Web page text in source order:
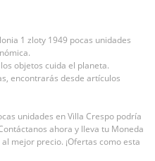
1 zloty 1949 pocas unidades
objetos cuida el planeta.
encontrarás desde artículos
unidades en Villa Crespo podría
ahora y lleva tu Moneda
mejor precio. ¡Ofertas como esta